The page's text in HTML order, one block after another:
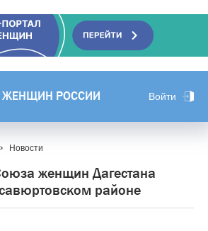
РОССИИ Войти
Новости
женщин Дагестана
районе